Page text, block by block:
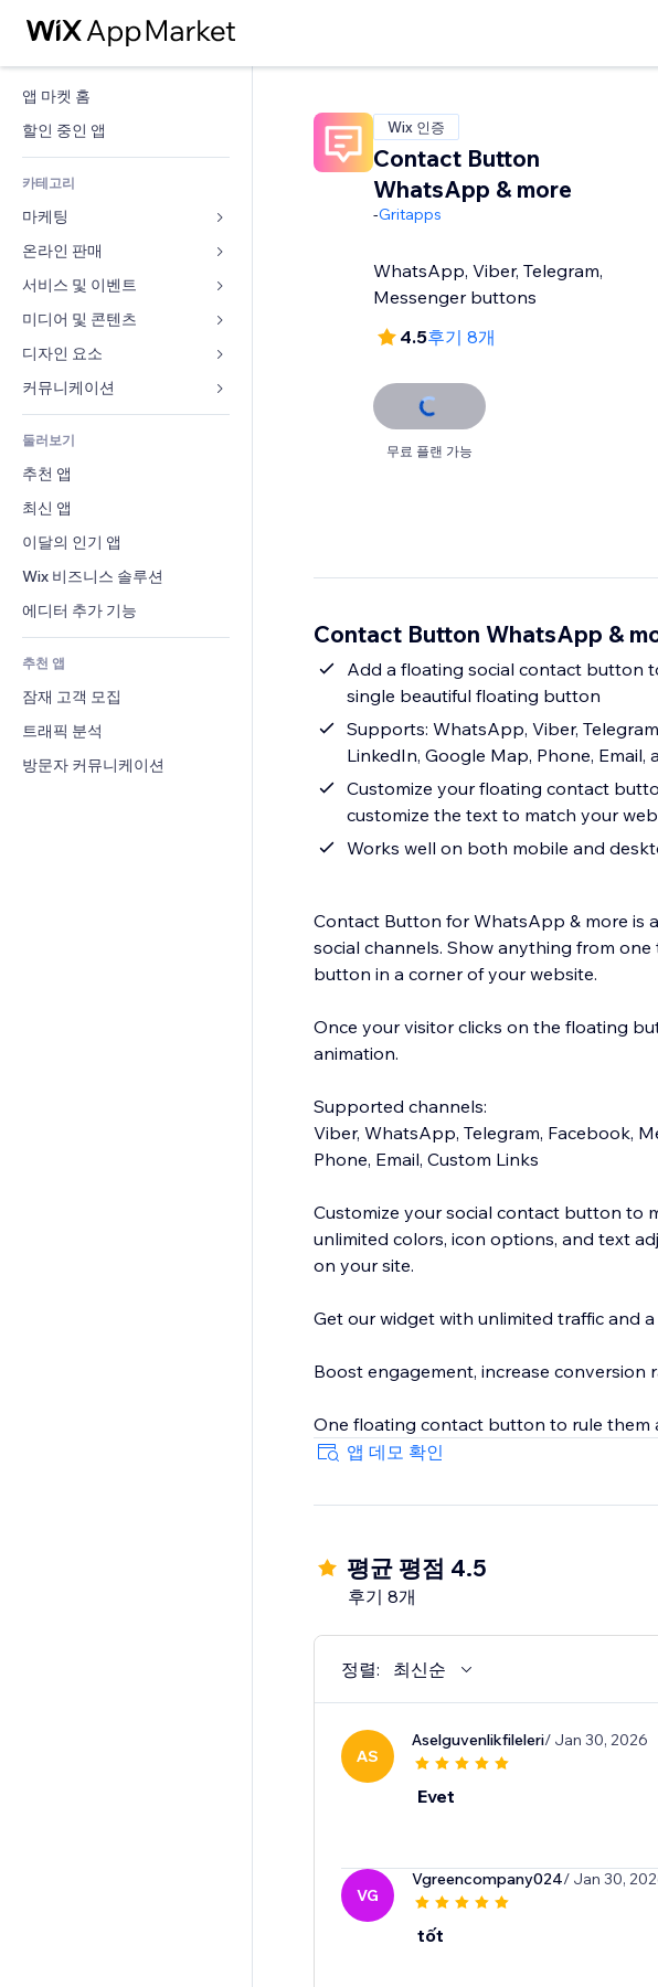
앱 마켓 홈
할인 중인 앱
카테고리
마케팅
광고
모바일
사이트 통계
사이트 목록
이메일
온라인 판매
쇼핑몰 관련 앱
배송
판매 버튼
회계
쿠폰 및 로열티
창고 서비스
식품 및 음료
서비스 및 이벤트
호텔
이벤트
음식점
부동산
예약
미디어 및 콘텐츠
갤러리
뮤직
팟캐스트
사진
동영상
PDF
파일 공유
소식
디자인 요소
지도 및 내비게이션
개인정보 및 보안
시계
페이지 템플릿
이미지 효과
버튼 & 메뉴
배너 및 배지
계산기
검색
일기예보
차트 및 표
양식
블로그
설문
채팅
메모
전화번호
커뮤니티
평가와 후기
CRM
둘러보기
추천 앱
최신 앱
이달의 인기 앱
Wix 비즈니스 솔루션
에디터 추가 기능
추천 앱
잠재 고객 모집
트래픽 분석
방문자 커뮤니케이션
Wix 인증
Contact Button
WhatsApp & more
-Gritapps
WhatsApp, Viber, Telegram,
Messenger buttons
4.5후기 8개
무료 플랜 가능
Contact Button WhatsApp &
Add a floating social contact button
single beautiful floating button
Supports: WhatsApp, Viber,
LinkedIn, Google Map, Phone, Email,
Customize your floating contact
customize the text to match your
Works well on both mobile and
Contact Button for WhatsApp & more is
social channels. Show anything from
button in a corner of your website.
Once your visitor clicks on the floating
animation.
Supported channels:
Viber, WhatsApp, Telegram, Facebook,
Phone, Email, Custom Links
Customize your social contact button to
unlimited colors, icon options, and text
on your site.
Get our widget with unlimited traffic and
Boost engagement, increase
One floating contact button to rule them
앱 데모 확인
평균 평점 4.5
후기 8개
정렬: 최신순
AS
Aselguvenlikfileleri/ Jan 30, 2026
Evet
VG
Vgreencompany024/ Jan 30,
tốt